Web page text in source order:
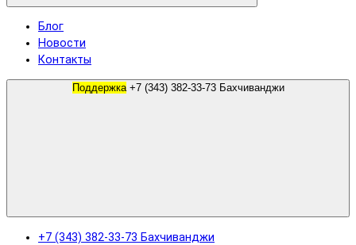
Блог
Новости
Контакты
Поддержка +7 (343) 382-33-73 Бахчиванджи
+7 (343) 382-33-73 Бахчиванджи